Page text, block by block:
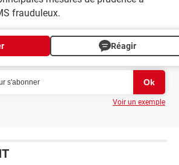
frauduleux.
Réagir
Voir un exemple